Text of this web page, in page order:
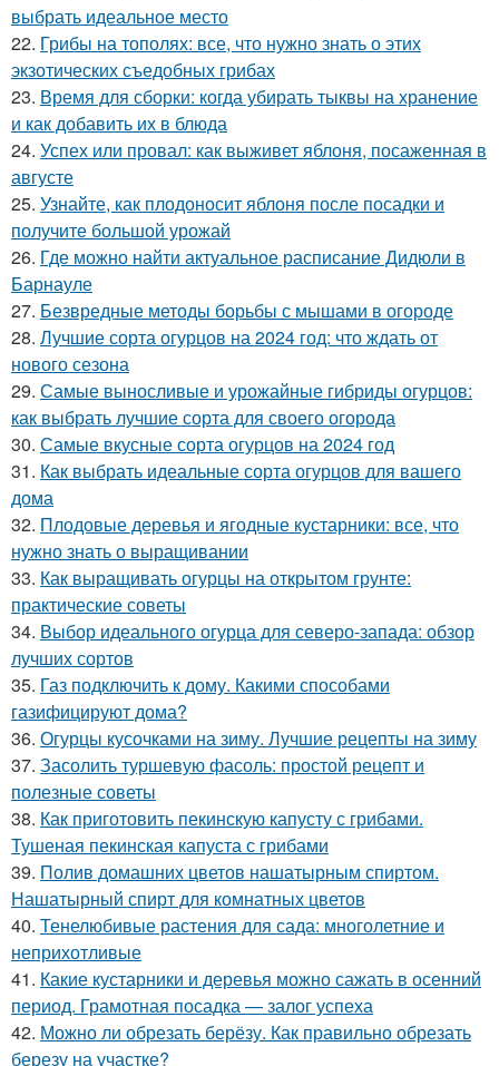
выбрать идеальное место
22. Грибы на тополях: все, что нужно знать о этих
экзотических съедобных грибах
23. Время для сборки: когда убирать тыквы на хранение
и как добавить их в блюда
24. Успех или провал: как выживет яблоня, посаженная в
августе
25. Узнайте, как плодоносит яблоня после посадки и
получите большой урожай
26. Где можно найти актуальное расписание Дидюли в
Барнауле
27. Безвредные методы борьбы с мышами в огороде
28. Лучшие сорта огурцов на 2024 год: что ждать от
нового сезона
29. Самые выносливые и урожайные гибриды огурцов:
как выбрать лучшие сорта для своего огорода
30. Самые вкусные сорта огурцов на 2024 год
31. Как выбрать идеальные сорта огурцов для вашего
дома
32. Плодовые деревья и ягодные кустарники: все, что
нужно знать о выращивании
33. Как выращивать огурцы на открытом грунте:
практические советы
34. Выбор идеального огурца для северо-запада: обзор
лучших сортов
35. Газ подключить к дому. Какими способами
газифицируют дома?
36. Огурцы кусочками на зиму. Лучшие рецепты на зиму
37. Засолить туршевую фасоль: простой рецепт и
полезные советы
38. Как приготовить пекинскую капусту с грибами.
Тушеная пекинская капуста с грибами
39. Полив домашних цветов нашатырным спиртом.
Нашатырный спирт для комнатных цветов
40. Тенелюбивые растения для сада: многолетние и
неприхотливые
41. Какие кустарники и деревья можно сажать в осенний
период. Грамотная посадка — залог успеха
42. Можно ли обрезать берёзу. Как правильно обрезать
березу на участке?